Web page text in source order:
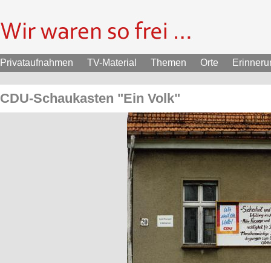
Privataufnahmen TV-Material Themen Orte
CDU-Schaukasten "Ein Volk"